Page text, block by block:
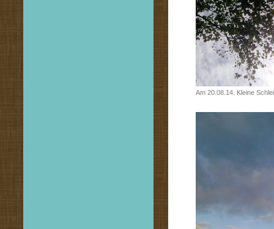
Am 20.08.14. Kleine